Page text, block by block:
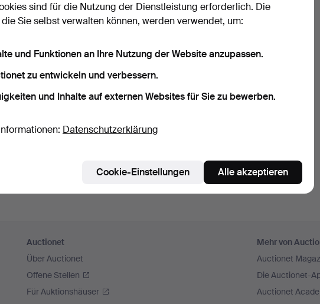
vergessen?
speichern
Auctionet
Über Auctionet
Offene Stellen
Für Auktionshäuser
Mehr von
Auctionet
Die Auctionet-
Auctionet
sind für die Nutzung der Dienstleistung erforderlich. Die
Sie selbst verwalten können, werden verwendet, um:
und Funktionen an Ihre Nutzung der Website anzupassen.
zu entwickeln und verbessern.
und Inhalte auf externen Websites für Sie zu bewerben.
Datenschutzerklärung
Cookie-Einstellungen Alle akzeptieren